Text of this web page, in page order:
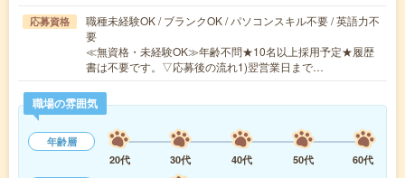
応募資格
職種未経験OK / ブランクOK / パソコンスキル不要 / 英語力不
要
≪無資格・未経験OK≫年齢不問★10名以上採用予定★履歴
書は不要です。▽応募後の流れ1)翌営業日まで…
職場の雰囲気
年齢層
20代
30代 40代 50代 60代